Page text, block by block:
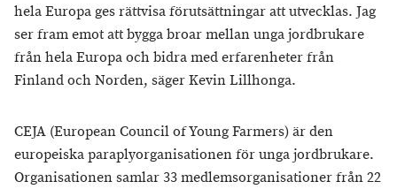
hela Europa ges rättvisa förutsättningar att utvecklas. Jag
ser fram emot att bygga broar mellan unga jordbrukare
från hela Europa och bidra med erfarenheter från
Finland och Norden, säger Kevin Lillhonga.
CEJA (European Council of Young Farmers) är den
europeiska paraplyorganisationen för unga jordbrukare.
Organisationen samlar 33 medlemsorganisationer från 22